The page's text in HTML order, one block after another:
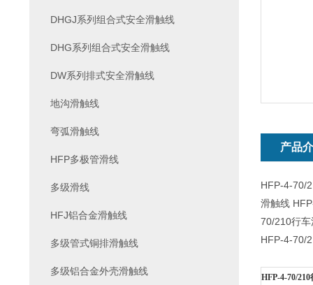
产品
HFP-4-70/
滑触线
70/210行
HFP-4-70/
HFP-4-70/
DHGJ系列组合式安全滑触线
DHG系列组合式安全滑触线
DW系列排式安全滑触线
地沟滑触线
弯弧滑触线
HFP多极管滑线
多级滑线
HFJ铝合金滑触线
多级管式铜排滑触线
多级铝合金外壳滑触线